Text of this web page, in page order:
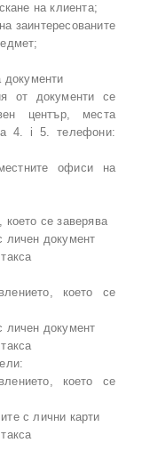
на клиента;
заинтересованите
документи
от документи се
център, места
4. i 5. телефони:
офиси на
се заверява
личен документ
което се
личен документ
което се
с лични карти